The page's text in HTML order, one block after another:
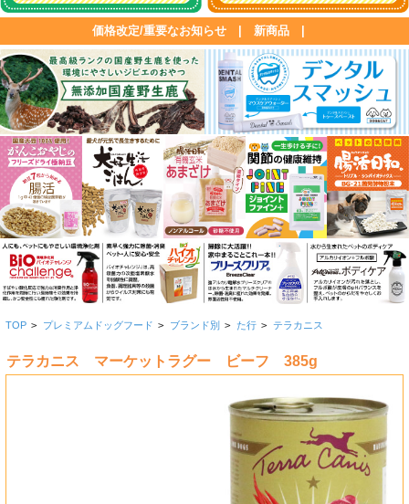
価格改定/重要なお知らせ 新商品
TOP > プレミアムドッグフード > ブランド別 > た行 > テラカニス
テラカニス マーケットラグー ビーフ 385g